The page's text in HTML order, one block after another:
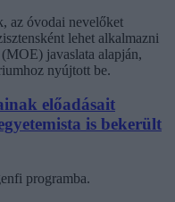
az óvodai nevelőket
lehet alkalmazni
javaslata alapján,
nyújtott be.
előadásait
is bekerült
programba.